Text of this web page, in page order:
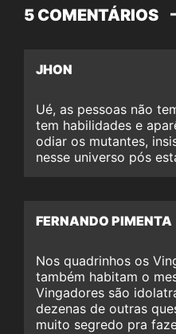
5 COMENTÁRIOS
JHON
Ué, as pessoas não
tem habilidades e
odiar os mutantes,
nesse universo pós
FERNANDO PIMENTA
Nos quadrinhos os
também habitam o
Vingadores são
dezenas de outras
muito segredo pra